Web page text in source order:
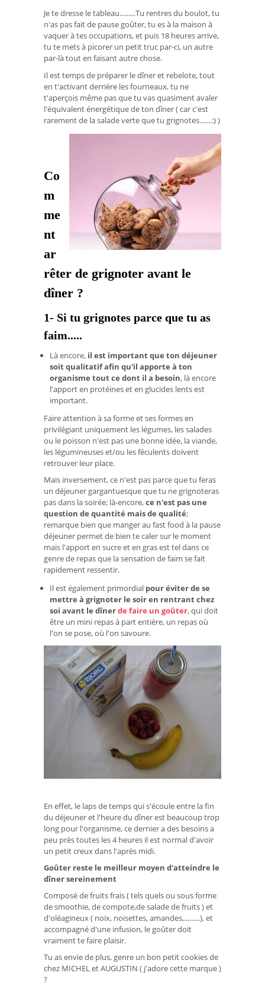
Je te dresse le tableau.........Tu rentres du boulot, tu
n'as pas fait de pause goûter, tu es à la maison à
vaquer à tes occupations, et puis 18 heures arrive,
tu te mets à picorer un petit truc par-ci, un autre
par-là tout en faisant autre chose.
Il est temps de préparer le dîner et rebelote, tout
en t'activant derrière les fourneaux, tu ne
t'aperçois même pas que tu vas quasiment avaler
l'équivalent énergétique de ton dîner ( car c'est
rarement de la salade verte que tu grignotes.......:) )
Co
m
me
nt
ar
rêter de grignoter avant le
dîner ?
1- Si tu grignotes parce que tu as
faim.....
Là encore, il est important que ton déjeuner
soit qualitatif afin qu'il apporte à ton
organisme tout ce dont il a besoin, là encore
l'apport en protéines et en glucides lents est
important.
Faire attention à sa forme et ses formes en
privilégiant uniquement les légumes, les salades
ou le poisson n'est pas une bonne idée, la viande,
les légumineuses et/ou les féculents doivent
retrouver leur place.
Mais inversement, ce n'est pas parce que tu feras
un déjeuner gargantuesque que tu ne grignoteras
pas dans la soirée; là-encore,ce n'est pas une
question de quantité mais de qualité;
remarque bien que manger au fast food à la pause
déjeuner permet de bien te caler sur le moment
mais l'apport en sucre et en gras est tel dans ce
genre de repas que la sensation de faim se fait
rapidement ressentir.
Il est également primordial pour éviter de se
mettre à grignoter le soir en rentrant chez
soi avant le dînerde faire un goûter, qui doit
être un mini repas à part entière, un repas où
l'on se pose, où l'on savoure.
En effet, le laps de temps qui s'écoule entre la fin
du déjeuner et l'heure du dîner est beaucoup trop
long pour l'organisme, ce dernier a des besoins a
peu près toutes les 4 heures il est normal d'avoir
un petit creux dans l'après midi.
Goûter reste le meilleur moyen d'atteindre le
dîner sereinement
Composé de fruits frais ( tels quels ou sous forme
de smoothie, de compote,de salade de fruits ) et
d'oléagineux ( noix, noisettes, amandes,.........), et
accompagné d'une infusion, le goûter doit
vraiment te faire plaisir.
Tu as envie de plus, genre un bon petit cookies de
chez MICHEL et AUGUSTIN ( j'adore cette marque )
?